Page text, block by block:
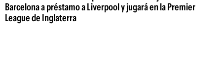
Barcelona a préstamo a Liverpool y jugará en la Premier
League de Inglaterra